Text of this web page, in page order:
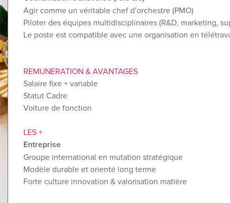
Agir comme un véritable chef d’orchestre (PMO)
Piloter des équipes multidisciplinaires (R&D, marketing,
Le poste est compatible avec une organisation en
REMUNERATION & AVANTAGES
Salaire fixe + variable
Statut Cadre
Voiture de fonction
LES +
Entreprise
Groupe international en mutation stratégique
Modèle durable et orienté long terme
Forte culture innovation & valorisation matière